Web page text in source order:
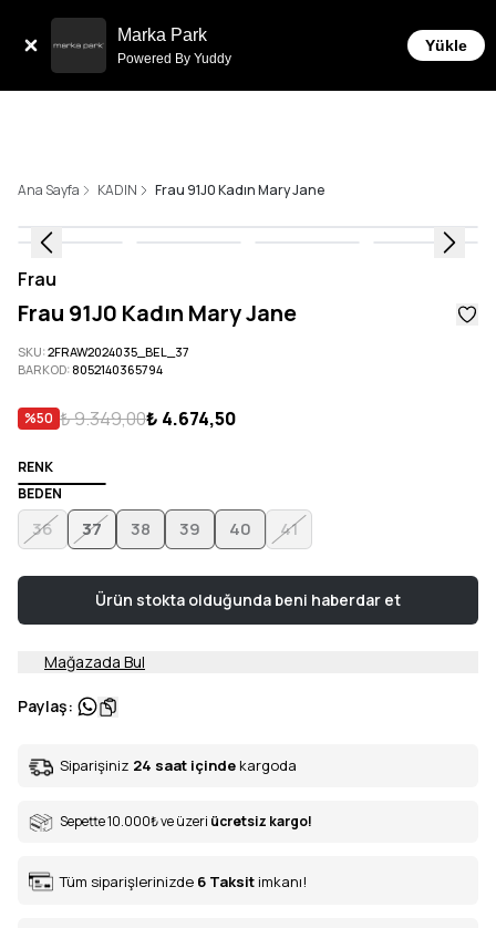
Marka Park
Powered By Yuddy
Yükle
Ana Sayfa KADIN Frau 91J0 Kadın Mary Jane
Frau
Frau 91J0 Kadın Mary Jane
SKU:2FRAW2024035_BEL_37
BARKOD: 8052140365794
%50 ₺ 9.349,00₺ 4.674,50
RENK
BEDEN
36 37 38 39 40 41
Ürün stokta olduğunda beni haberdar et
Mağazada Bul
Paylaş:
Siparişiniz 24 saat içinde kargoda
Sepette 10.000₺ve üzeri ücretsiz kargo!
Tüm siparişlerinizde 6 Taksit imkanı!